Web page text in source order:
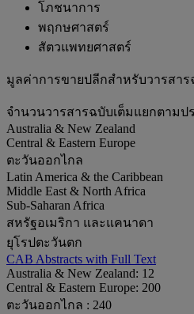
โภชนาการ
พฤกษศาสตร์
สัตวแพทยศาสตร์
มูลค่าการขายปลีกสำหรับวารสาร
จำนวนวารสารฉบับเต็มแยกตามป
Australia & New Zealand
Central & Eastern Europe
ตะวันออกไกล
Latin America & the Caribbean
Middle East & North Africa
Sub-Saharan Africa
สหรัฐอเมริกา และแคนาดา
ยุโรปตะวันตก
CAB Abstracts with Full Text
Australia & New Zealand: 12
Central & Eastern Europe: 200
ตะวันออกไกล : 240